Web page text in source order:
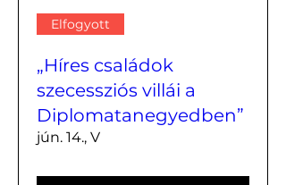
Elfogyott
„Híres családok
szecessziós villái a
Diplomatanegyedben”
jún. 14., V